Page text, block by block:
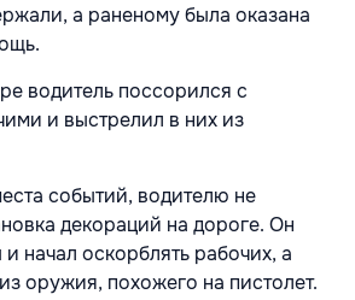
а раненому была оказана
водитель поссорился с
и выстрелил в них из
событий, водителю не
декораций на дороге. Он
начал оскорблять рабочих, а
оружия, похожего на пистолет.